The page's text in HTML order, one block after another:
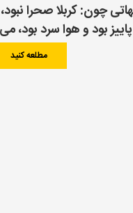
چون: کربلا صحرا
بود و هوا سرد بود،
و … را چگونه پاسخ
مطلعه کنید